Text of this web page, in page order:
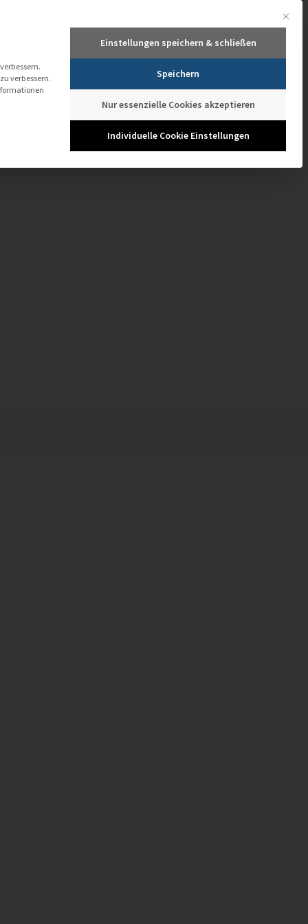
info@it-novum.com
TRAININGS ACADEMY MEDIATHEK
Mit
verbessern.
Einstellungen speichern & schließen
Speichern
Nur essenzielle Cookies akzeptieren
Individuelle Cookie Einstellungen